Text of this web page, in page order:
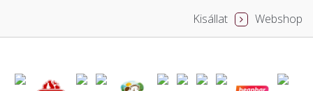
Webshop
Kisállat